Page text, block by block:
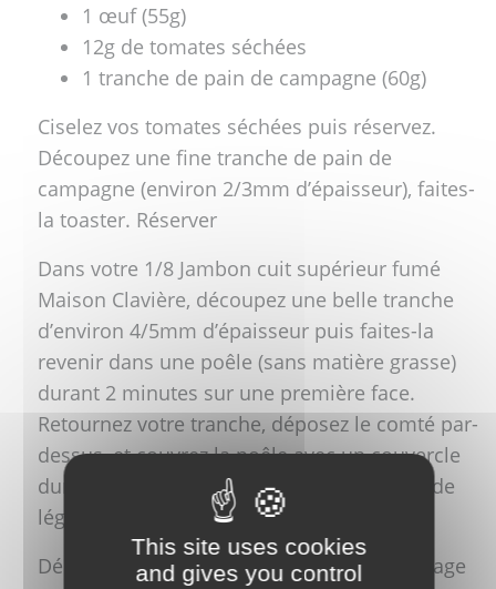
1 œuf (55g)
12g de tomates séchées
1 tranche de pain de campagne (60g)
Ciselez vos tomates séchées puis réservez.
Découpez une fine tranche de pain de
campagne (environ 2/3mm d’épaisseur), faites-
la toaster. Réserver
Dans votre 1/8 Jambon cuit supérieur fumé
Maison Clavière, découpez une belle tranche
d’environ 4/5mm d’épaisseur puis faites-la
revenir dans une poêle (sans matière grasse)
durant 2 minutes sur une première face.
Retournez votre tranche, déposez le comté par-
dessus, et couvrez la poêle avec un couvercle
durant 2 minutes pour que le fromage fonde
légèrement.
Déposez votre tranche de jambon au fromage
This site uses cookies
and gives you control